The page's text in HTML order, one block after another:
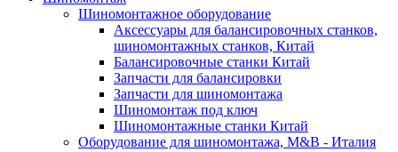
Шиномонтажное оборудование
Аксессуары для балансировочных станков,
шиномонтажных станков, Китай
Балансировочные станки Китай
Запчасти для балансировки
Запчасти для шиномонтажа
Шиномонтаж под ключ
Шиномонтажные станки Китай
Оборудование для шиномонтажа, M&B - Италия